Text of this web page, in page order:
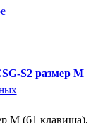
S2 размер M
M (61 клавиша),